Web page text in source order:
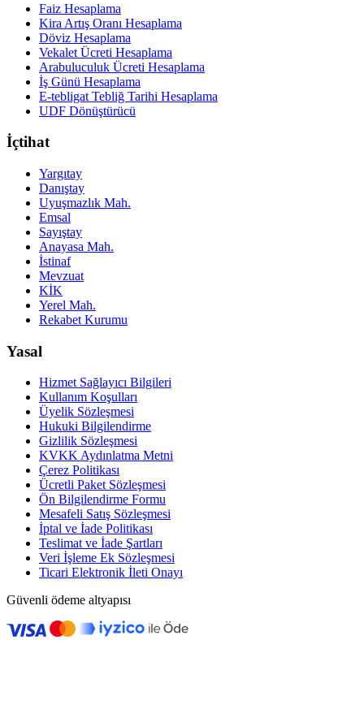
Faiz Hesaplama
Kira Artış Oranı Hesaplama
Döviz Hesaplama
Vekalet Ücreti Hesaplama
Arabuluculuk Ücreti Hesaplama
İş Günü Hesaplama
E-tebligat Tebliğ Tarihi Hesaplama
UDF Dönüştürücü
İçtihat
Yargıtay
Danıştay
Uyuşmazlık Mah.
Emsal
Sayıştay
Anayasa Mah.
İstinaf
Mevzuat
KİK
Yerel Mah.
Rekabet Kurumu
Yasal
Hizmet Sağlayıcı Bilgileri
Kullanım Koşulları
Üyelik Sözleşmesi
Hukuki Bilgilendirme
Gizlilik Sözleşmesi
KVKK Aydınlatma Metni
Çerez Politikası
Ücretli Paket Sözleşmesi
Ön Bilgilendirme Formu
Mesafeli Satış Sözleşmesi
İptal ve İade Politikası
Teslimat ve İade Şartları
Veri İşleme Ek Sözleşmesi
Ticari Elektronik İleti Onayı
Güvenli ödeme altyapısı